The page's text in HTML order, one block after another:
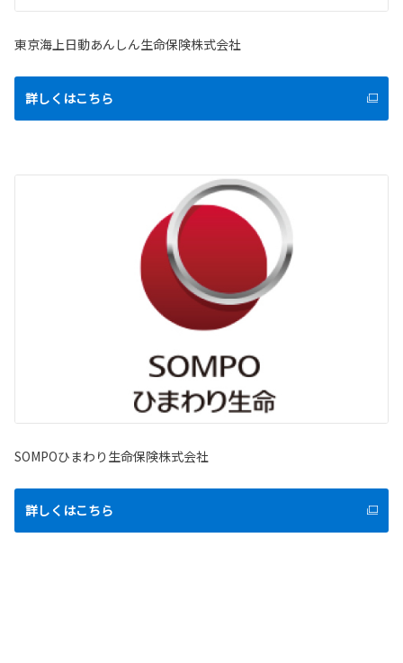
東京海上日動あんしん生命保険株式会社
詳しくはこちら
SOMPOひまわり生命保険株式会社
詳しくはこちら